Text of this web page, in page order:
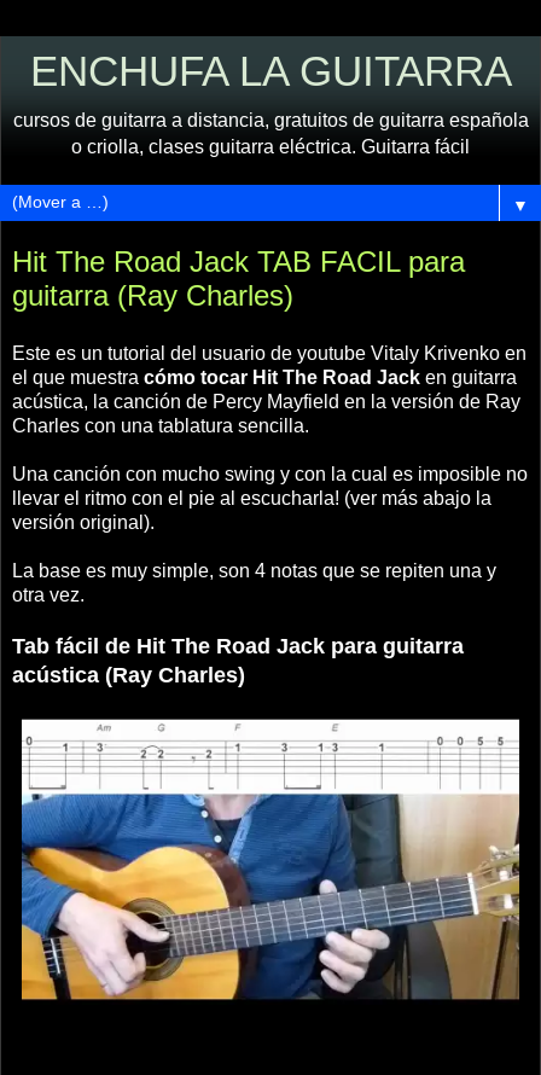
ENCHUFA LA GUITARRA
cursos de guitarra a distancia, gratuitos de guitarra española
o criolla, clases guitarra eléctrica. Guitarra fácil
▼
Hit The Road Jack TAB FACIL para
guitarra (Ray Charles)
Este es un tutorial del usuario de youtube Vitaly Krivenko en
el que muestra cómo tocar Hit The Road Jack en guitarra
acústica, la canción de Percy Mayfield en la versión de Ray
Charles con una tablatura sencilla.
Una canción con mucho swing y con la cual es imposible no
llevar el ritmo con el pie al escucharla! (ver más abajo la
versión original).
La base es muy simple, son 4 notas que se repiten una y
otra vez.
Tab fácil de Hit The Road Jack para guitarra
acústica (Ray Charles)